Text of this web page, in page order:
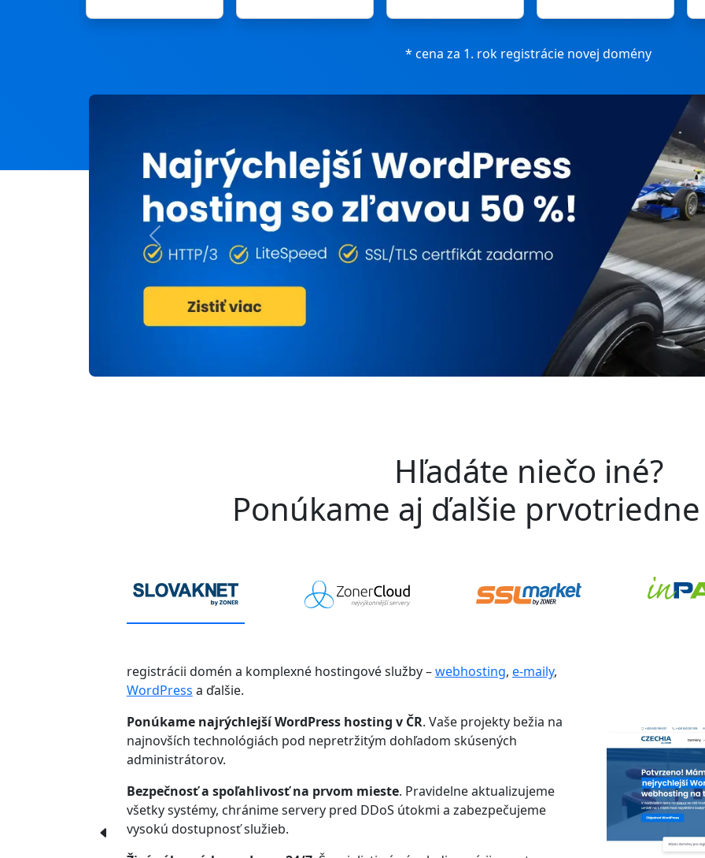
* cena za 1. rok registrácie novej domény
Previous
Hľadáte niečo iné?
Ponúkame aj ďalšie
registrácii domén a komplexné hostingové služby –webhosting, e-maily,
WordPress a ďalšie.
Ponúkame najrýchlejší WordPress hosting v ČR. Vaše projekty bežia na
najnovších technológiách pod nepretržitým dohľadom skúsených
administrátorov.
Bezpečnosť a spoľahlivosť na prvom mieste. Pravidelne aktualizujeme
všetky systémy, chránime servery pred DDoS útokmi a zabezpečujeme
vysokú dostupnosť služieb.